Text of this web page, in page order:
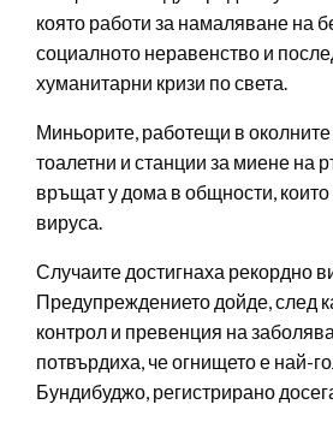
която работи за намаляване на
социалното неравенство и
хуманитарни кризи по света.
Миньорите, работещи в
тоалетни и станции за миене на
връщат у дома в общности, които
вируса.
Случаите достигнаха рекордно
Предупреждението дойде, след
контрол и превенция на
потвърдиха, че огнището е най-
Бундибуджо, регистрирано